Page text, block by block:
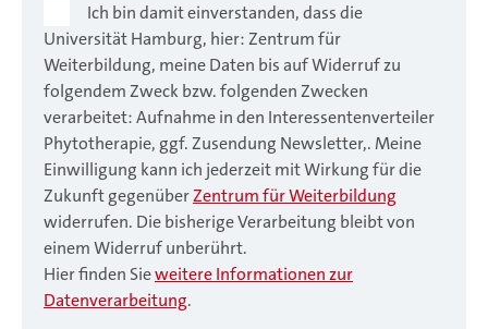
Ich bin damit einverstanden, dass die
Universität Hamburg, hier: Zentrum für
Weiterbildung, meine Daten bis auf Widerruf zu
folgendem Zweck bzw. folgenden Zwecken
verarbeitet: Aufnahme in den Interessentenverteiler
Phytotherapie, ggf. Zusendung Newsletter,. Meine
Einwilligung kann ich jederzeit mit Wirkung für die
Zukunft gegenüberZentrum für Weiterbildung
widerrufen. Die bisherige Verarbeitung bleibt von
einem Widerruf unberührt.
Hier finden Sieweitere Informationen zur
Datenverarbeitung.